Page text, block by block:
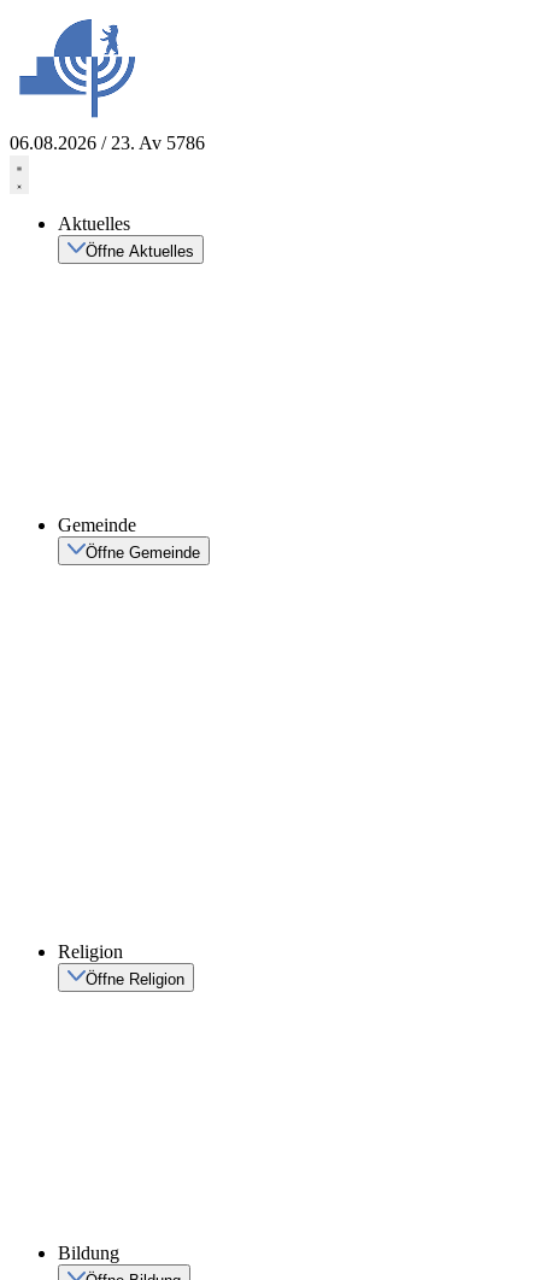
springen
06.08.2026 / 23. Av 5786
Aktuelles
Öffne Aktuelles
Gemeinde
Öffne Gemeinde
Religion
Öffne Religion
Bildung